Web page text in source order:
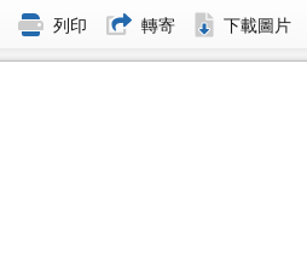
列印 轉寄 下載圖片